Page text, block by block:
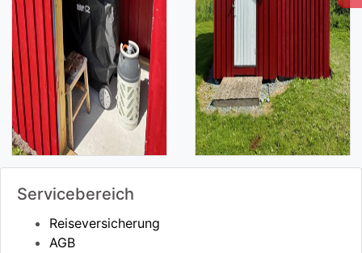
Servicebereich
Reiseversicherung
AGB